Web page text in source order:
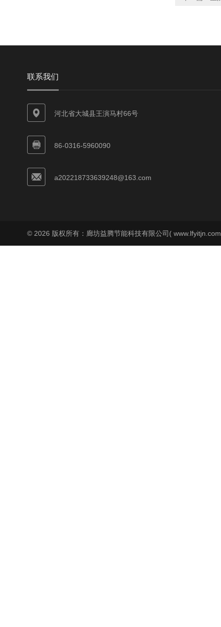
联系我们
河北省大城县王演马村66号
86-0316-5960090
a202218733639248@163.com
© 2026 版权所有：廊坊益腾节能科技有限公司(